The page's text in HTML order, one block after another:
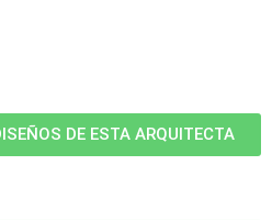
DE ESTA ARQUITECTA